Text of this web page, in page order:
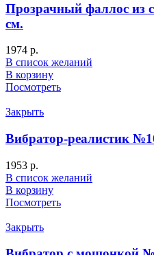
Прозрачный фаллос из
см.
1974 р.
В список желаний
В корзину
Посмотреть
Закрыть
Вибратор-реалистик
1953 р.
В список желаний
В корзину
Посмотреть
Закрыть